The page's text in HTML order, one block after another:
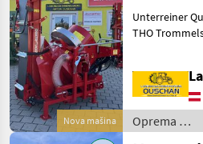
Nova mašina
THO
Unterreiner
THO
teiliges
Förderband - Förderband
500cm -
Oprema za
šumu i